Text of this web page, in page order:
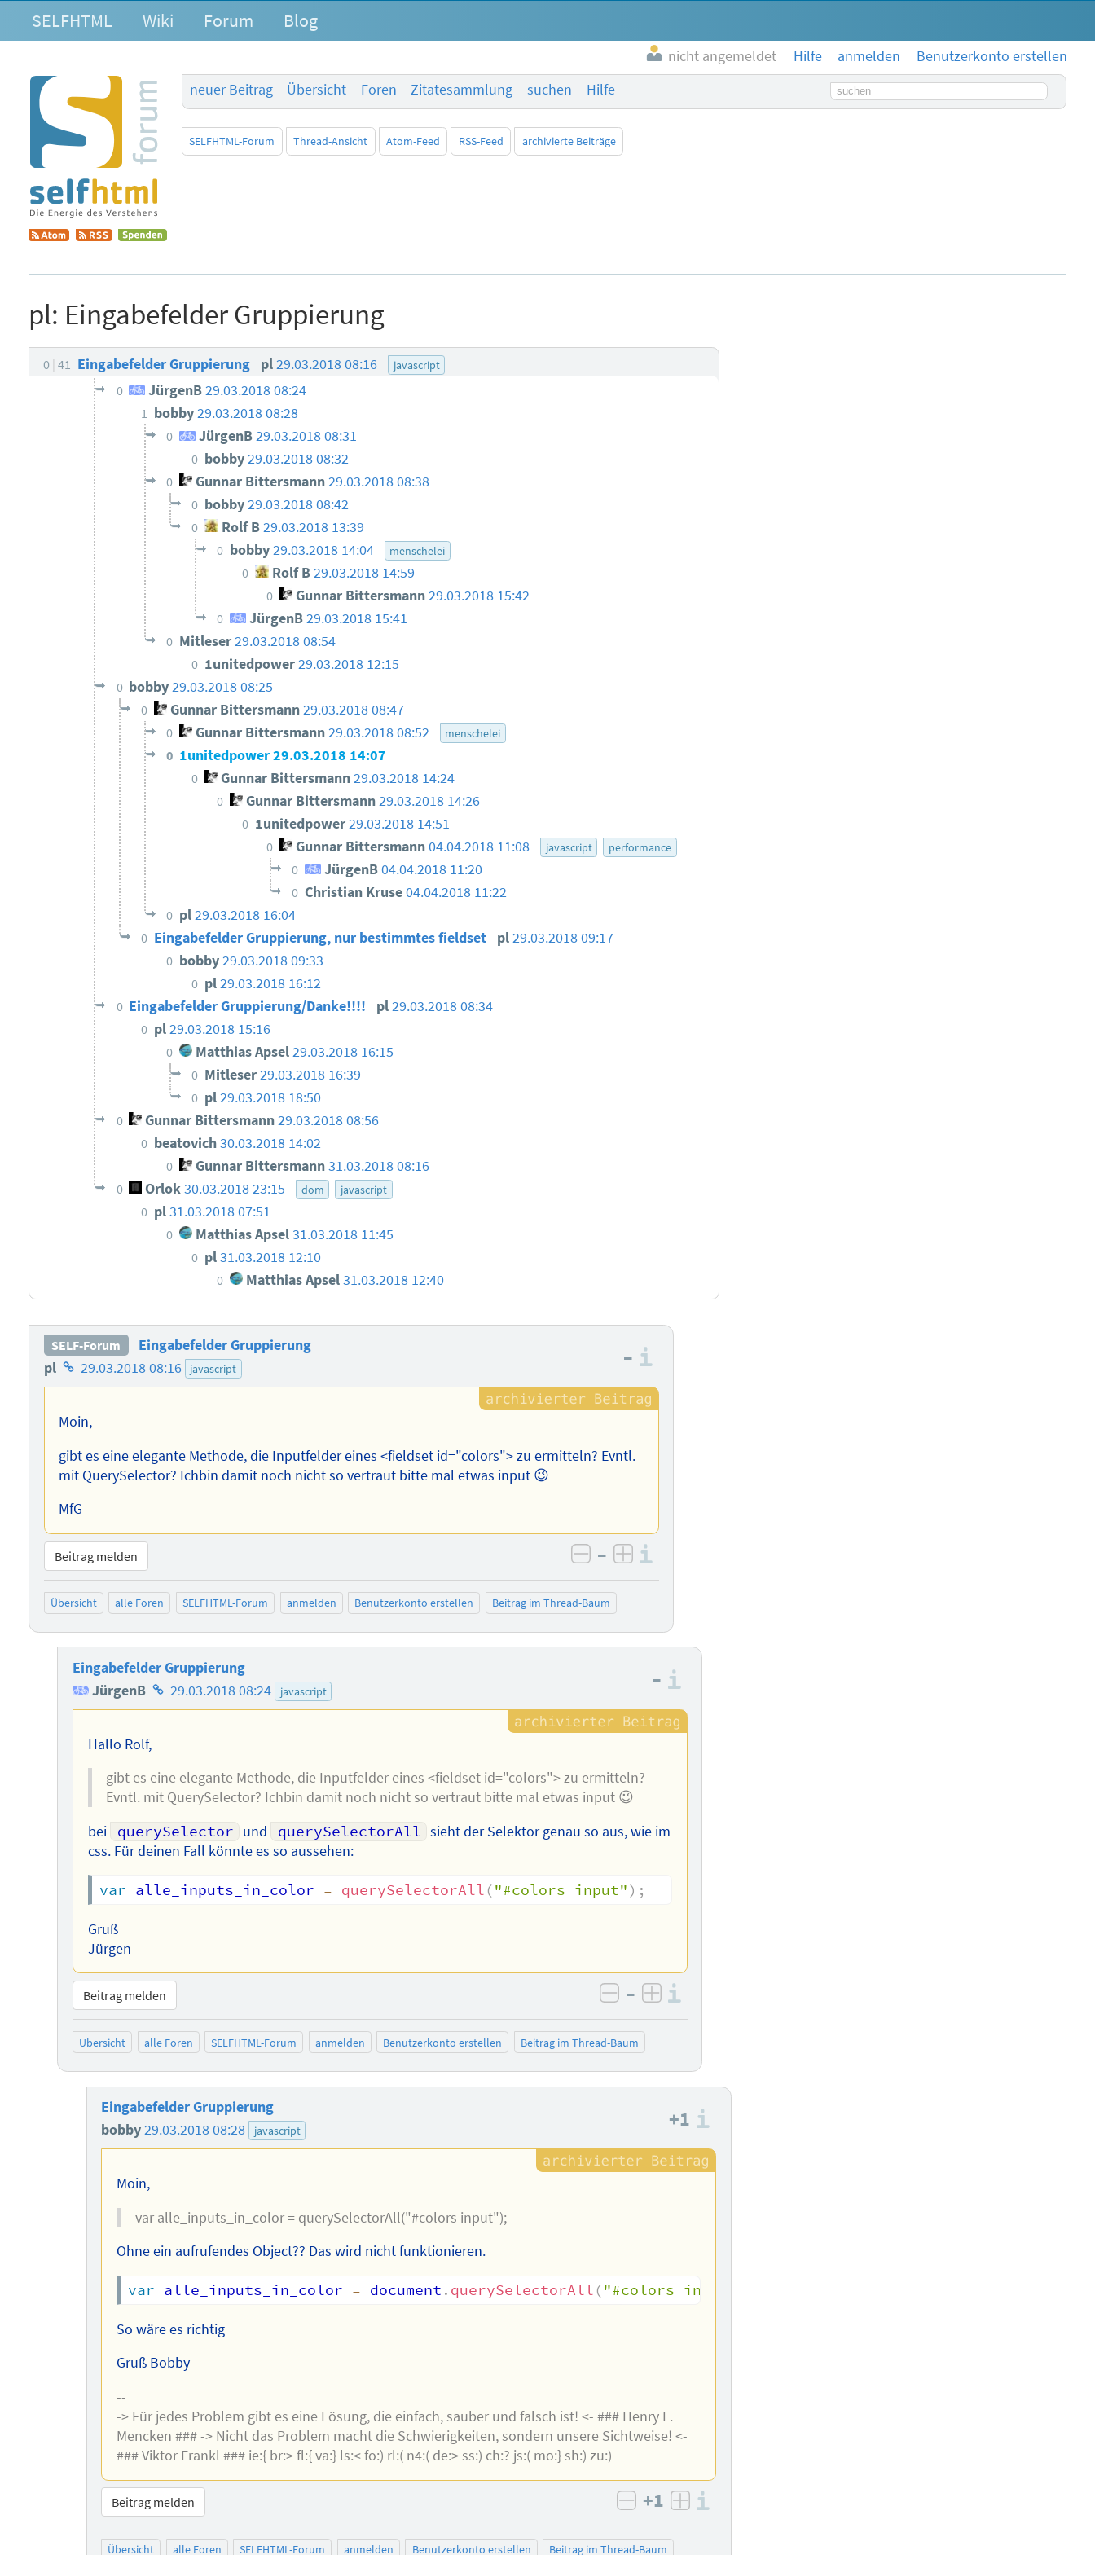
SELFHTML Wiki Forum Blog
nicht angemeldet Hilfe anmelden
Benutzerkonto erstellen
neuer Beitrag
Übersicht Foren Zitatesammlung suchen Hilfe Suchbegriff
SELFHTML-Forum Thread-Ansicht Atom-Feed RSS-Feed archivierte Beiträge
pl: Eingabefelder Gruppierung
0 41 Eingabefelder Gruppierung pl29.03.2018 08:16 javascript
0 JürgenB 29.03.2018 08:24
1 bobby29.03.2018 08:28
0 JürgenB29.03.2018 08:31
0 bobby29.03.2018 08:32
0 Gunnar Bittersmann29.03.2018 08:38
0 bobby29.03.2018 08:42
0 Rolf B 29.03.2018 13:39
0 bobby29.03.2018 14:04 menschelei
0 Rolf B29.03.2018 14:59
0 Gunnar Bittersmann29.03.2018 15:42
0 JürgenB29.03.2018 15:41
0 Mitleser29.03.2018 08:54
0 1unitedpower29.03.2018 12:15
0 bobby29.03.2018 08:25
0 Gunnar Bittersmann29.03.2018 08:47
0 Gunnar Bittersmann29.03.2018 08:52 menschelei
0 1unitedpower29.03.2018 14:07
0 Gunnar Bittersmann29.03.2018 14:24
0 Gunnar Bittersmann 29.03.2018 14:26
0 1unitedpower29.03.2018 14:51
0 Gunnar Bittersmann04.04.2018 11:08 javascript performance
0 JürgenB04.04.2018 11:20
0 Christian Kruse04.04.2018 11:22
0 pl29.03.2018 16:04
0 Eingabefelder Gruppierung, nur bestimmtes fieldset pl29.03.2018 09:17
0 bobby29.03.2018 09:33
0 pl29.03.2018 16:12
0 Eingabefelder Gruppierung/Danke!!!! pl29.03.2018 08:34
0 pl29.03.2018 15:16
0 Matthias Apsel29.03.2018 16:15
0 Mitleser29.03.2018 16:39
0 pl29.03.2018 18:50
0 Gunnar Bittersmann29.03.2018 08:56
0 beatovich30.03.2018 14:02
0 Gunnar Bittersmann31.03.2018 08:16
0 Orlok30.03.2018 23:15 dom javascript
0 pl31.03.2018 07:51
0 Matthias Apsel31.03.2018 11:45
0 pl31.03.2018 12:10
0 Matthias Apsel 31.03.2018 12:40
SELF-Forum
Eingabefelder Gruppierung
pl Homepage
des
Autors
29.03.2018 08:16 javascript –
Moin,
gibt es eine elegante Methode, die Inputfelder eines <fieldset id="colors"> zu ermitteln? Evntl.
mit QuerySelector? Ichbin damit noch nicht so vertraut bitte mal etwas input 😉
MfG
Beitrag melden negativ bewerten
– positiv bewerten
Übersicht alle Foren SELFHTML-Forum anmelden Benutzerkonto erstellen Beitrag im Thread-Baum
Eingabefelder Gruppierung
JürgenB Homepage
des
Autors
29.03.2018 08:24 javascript –
Hallo Rolf,
gibt es eine elegante Methode, die Inputfelder eines <fieldset id="colors"> zu ermitteln?
Evntl. mit QuerySelector? Ichbin damit noch nicht so vertraut bitte mal etwas input 😉
bei
querySelector und querySelectorAll sieht der Selektor genau so aus, wie im
css. Für deinen Fall könnte es so aussehen:
var alle_inputs_in_color = querySelectorAll ("#colors input") ;
Gruß
Jürgen
Beitrag melden negativ bewerten
– positiv bewerten
Übersicht alle Foren SELFHTML-Forum anmelden Benutzerkonto erstellen Beitrag im Thread-Baum
Eingabefelder Gruppierung
bobby29.03.2018 08:28 javascript +1
Moin,
var alle_inputs_in_color = querySelectorAll("#colors input");
Ohne ein aufrufendes Object?? Das wird nicht funktionieren.
var alle_inputs_in_color = document . querySelectorAll ("#colors input"
So wäre es richtig
Gruß Bobby
--
-> Für jedes Problem gibt es eine Lösung, die einfach, sauber und falsch ist! <- ### Henry L.
Mencken ### -> Nicht das Problem macht die Schwierigkeiten, sondern unsere Sichtweise! <-
### Viktor Frankl ### ie:{ br:> fl:{ va:} ls:< fo:) rl:( n4:( de:> ss:) ch:? js:( mo:} sh:) zu:)
Beitrag melden negativ bewerten
+1 positiv bewerten
Übersicht alle Foren SELFHTML-Forum anmelden Benutzerkonto erstellen Beitrag im Thread-Baum